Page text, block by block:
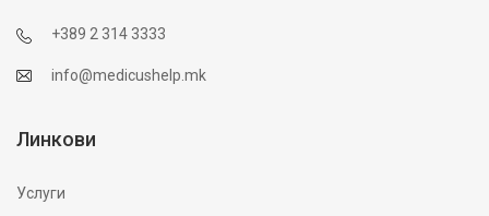
+389 2 314 3333
info@medicushelp.mk
Линкови
Услуги